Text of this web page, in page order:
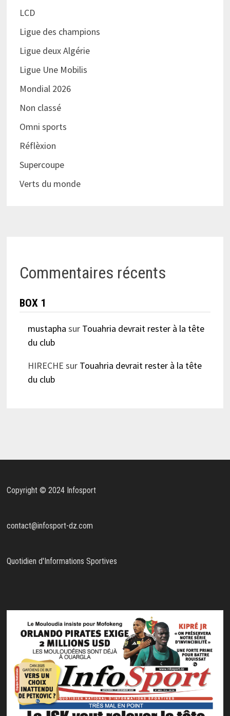
LCD
Ligue des champions
Ligue deux Algérie
Ligue Une Mobilis
Mondial 2026
Non classé
Omni sports
Réflèxion
Supercoupe
Verts du monde
Commentaires récents
BOX 1
mustapha sur Touahria devrait rester à la tête
du club
HIRECHE sur Touahria devrait rester à la tête
du club
Copyright © 2024 Infosport
contact@infosport-dz.com
Quotidien d'Informations Sportives